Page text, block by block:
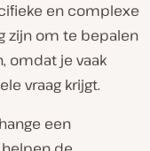
en complexe
zijn om te bepalen
omdat je vaak
vraag krijgt.
een